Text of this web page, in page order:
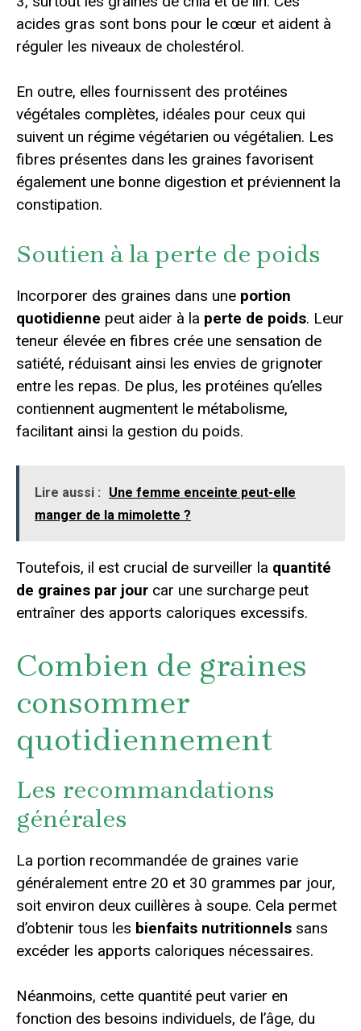
acides gras sont bons pour le cœur et aident à
réguler les niveaux de cholestérol.
En outre, elles fournissent des protéines
végétales complètes, idéales pour ceux qui
suivent un régime végétarien ou végétalien. Les
fibres présentes dans les graines favorisent
également une bonne digestion et préviennent la
constipation.
Soutien à la perte de poids
Incorporer des graines dans une portion
quotidienne peut aider à la perte de poids. Leur
teneur élevée en fibres crée une sensation de
satiété, réduisant ainsi les envies de grignoter
entre les repas. De plus, les protéines qu’elles
contiennent augmentent le métabolisme,
facilitant ainsi la gestion du poids.
Lire aussi :
Une femme enceinte peut-elle
manger de la mimolette ?
Toutefois, il est crucial de surveiller la quantité
de graines par jour car une surcharge peut
entraîner des apports caloriques excessifs.
Combien de graines
consommer
quotidiennement
Les recommandations
générales
La portion recommandée de graines varie
généralement entre 20 et 30 grammes par jour,
soit environ deux cuillères à soupe. Cela permet
d’obtenir tous les bienfaits nutritionnels sans
excéder les apports caloriques nécessaires.
Néanmoins, cette quantité peut varier en
fonction des besoins individuels, de l’âge, du